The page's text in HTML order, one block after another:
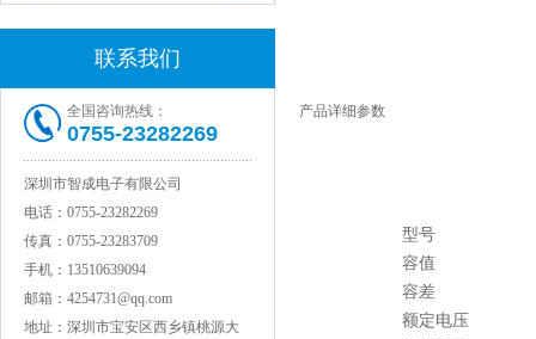
村田电感LQW15AN47NG80D
联系我们
全国咨询热线：
0755-23282269
深圳市智成电子有限公司
电话： 0755-23282269
传真： 0755-23283709
手机： 13510639094
邮箱： 4254731@qq.com
地址： 深圳市宝安区西乡镇桃源大
产品详细参数
型号
容值
容差
额定电压